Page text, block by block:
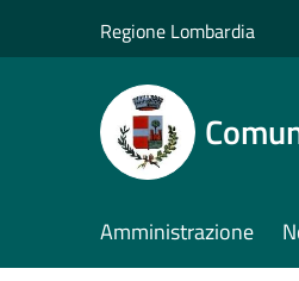
Regione Lombardia
Amministrazione